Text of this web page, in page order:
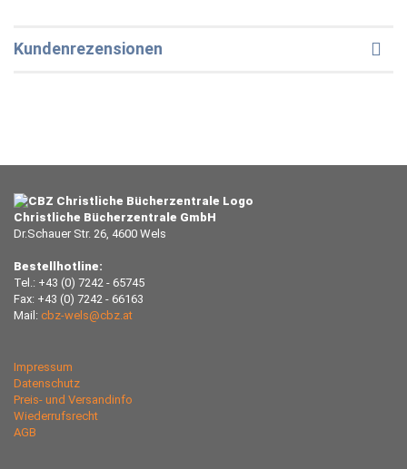
Kundenrezensionen
Christliche Bücherzentrale GmbH
Dr.Schauer Str. 26, 4600 Wels
Bestellhotline:
Tel.: +43 (0) 7242 - 65745
Fax: +43 (0) 7242 - 66163
Mail: cbz-wels@cbz.at
Impressum
Datenschutz
Preis- und Versandinfo
Wiederrufsrecht
AGB